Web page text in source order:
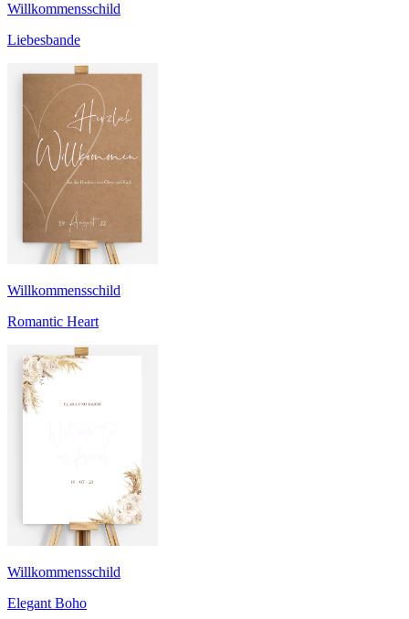
Willkommensschild
Liebesbande
Willkommensschild
Romantic Heart
Willkommensschild
Elegant Boho